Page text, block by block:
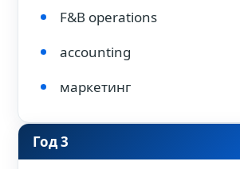
F&B operations
accounting
маркетинг
Год 3